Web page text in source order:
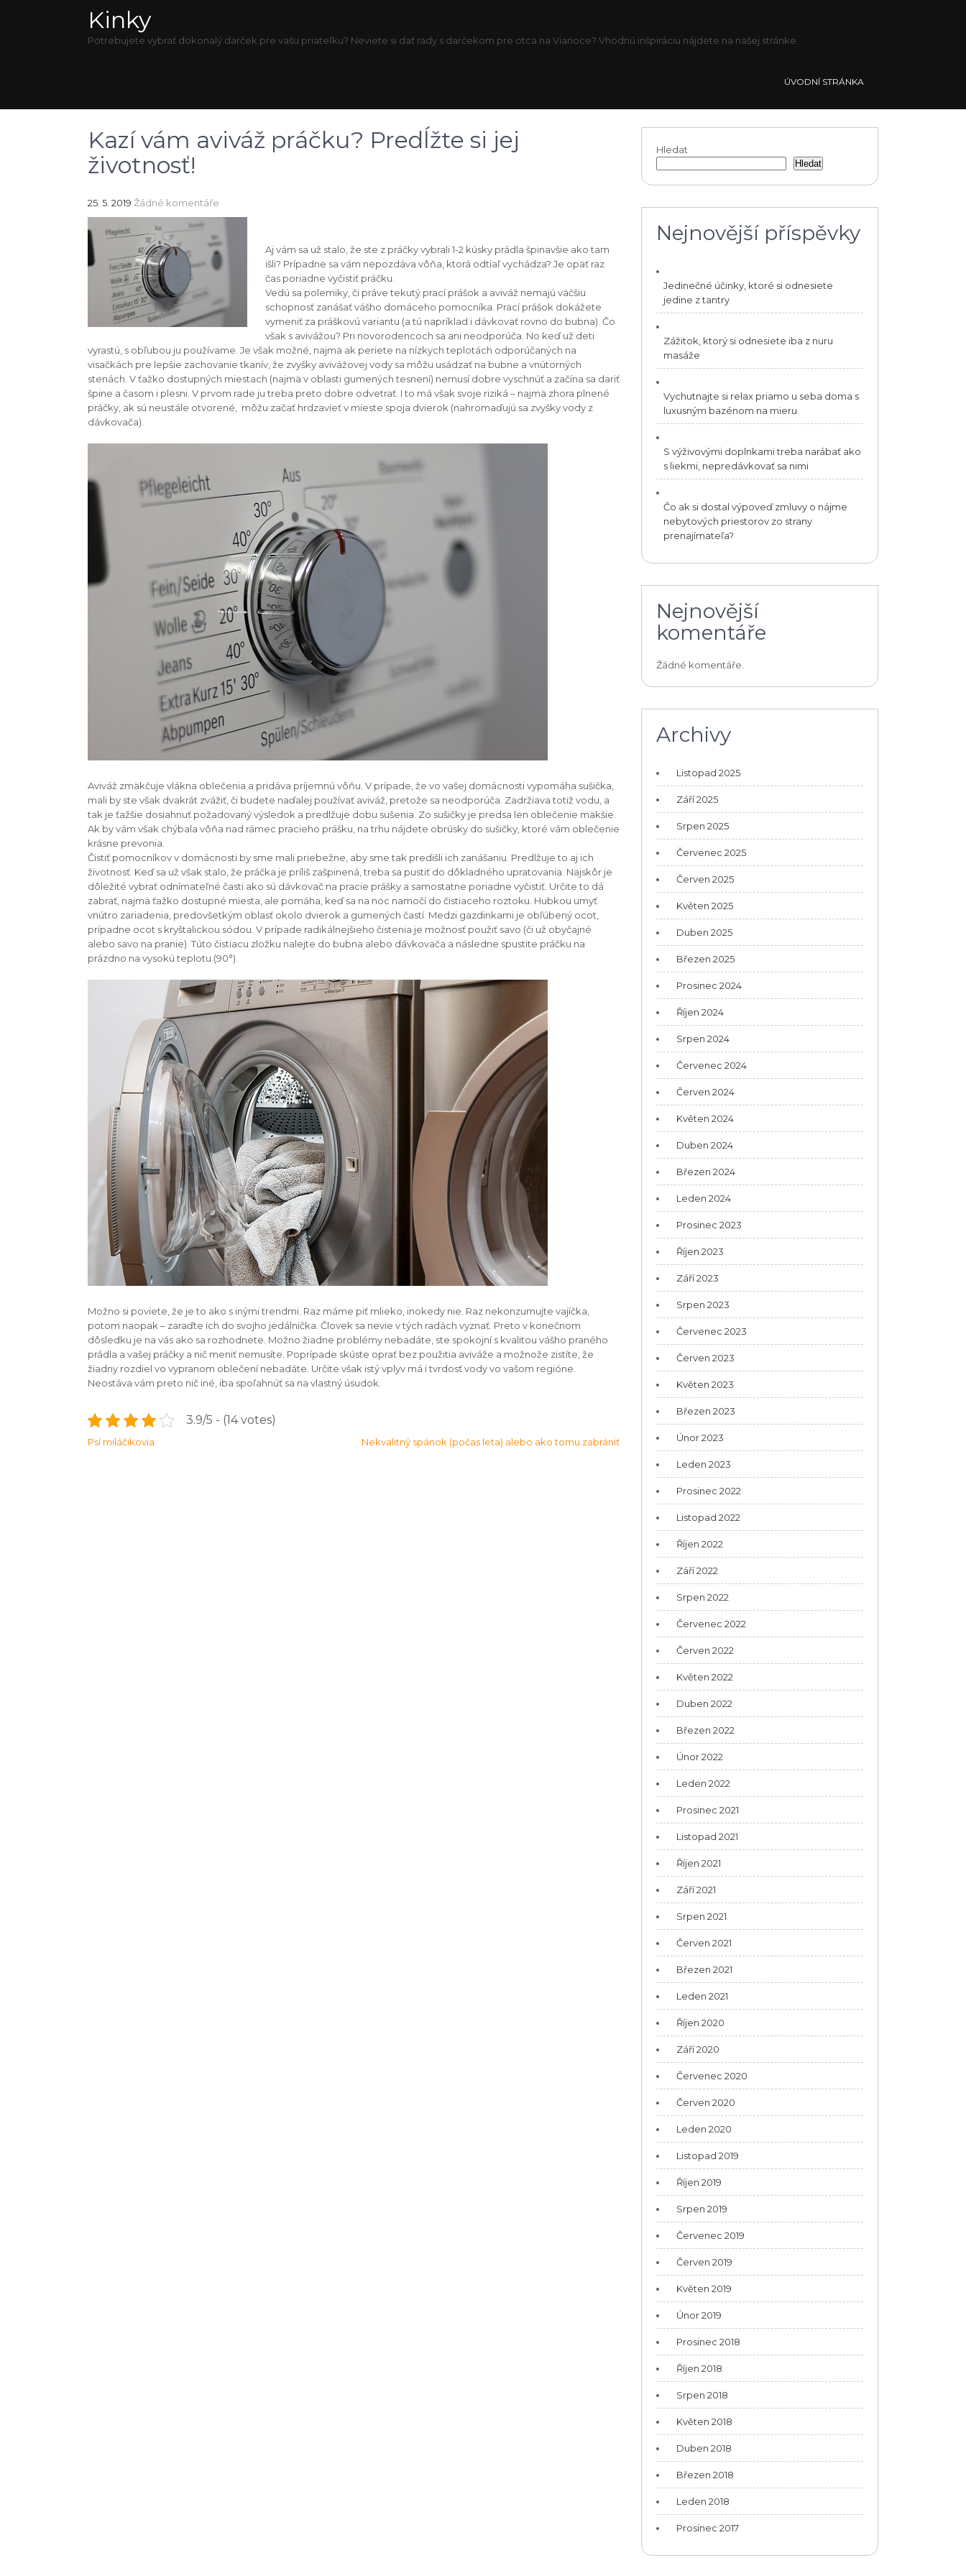
Kinky
Potrebujete vybrať dokonalý darček pre vašu priateľku? Neviete si dať rady s darčekom pre otca na Vianoce? Vhodnú inšpiráciu nájdete na našej stránke.
ÚVODNÍ STRÁNKA
Kazí vám aviváž práčku? Predĺžte si jej
životnosť!
25. 5. 2019 Žádné komentáře
Aj vám sa už stalo, že ste z práčky vybrali 1-2 kúsky prádla špinavšie ako tam
išli? Prípadne sa vám nepozdáva vôňa, ktorá odtiaľ vychádza? Je opäť raz
čas poriadne vyčistiť práčku.
Vedú sa polemiky, či práve tekutý prací prášok a aviváž nemajú väčšiu
schopnosť zanášať vášho domáceho pomocníka. Prací prášok dokážete
vymeniť za práškovú variantu (a tú napríklad i dávkovať rovno do bubna). Čo
však s avivážou? Pri novorodencoch sa ani neodporúča. No keď už deti
vyrastú, s obľubou ju používame. Je však možné, najmä ak periete na nízkych teplotách odporúčaných na
visačkách pre lepšie zachovanie tkanív, že zvyšky avivážovej vody sa môžu usádzať na bubne a vnútorných
stenách. V ťažko dostupných miestach (najmä v oblasti gumených tesnení) nemusí dobre vyschnúť a začína sa dariť
špine a časom i plesni. V prvom rade ju treba preto dobre odvetrať. I to má však svoje riziká – najmä zhora plnené
práčky, ak sú neustále otvorené, môžu začať hrdzavieť v mieste spoja dvierok (nahromaďujú sa zvyšky vody z
dávkovača).
Aviváž zmäkčuje vlákna oblečenia a pridáva príjemnú vôňu. V prípade, že vo vašej domácnosti vypomáha sušička,
mali by ste však dvakrát zvážiť, či budete naďalej používať aviváž, pretože sa neodporúča. Zadržiava totiž vodu, a
tak je ťažšie dosiahnuť požadovaný výsledok a predlžuje dobu sušenia. Zo sušičky je predsa len oblečenie mäkšie.
Ak by vám však chýbala vôňa nad rámec pracieho prášku, na trhu nájdete obrúsky do sušičky, ktoré vám oblečenie
krásne prevonia.
Čistiť pomocníkov v domácnosti by sme mali priebežne, aby sme tak predišli ich zanášaniu. Predlžuje to aj ich
životnosť. Keď sa už však stalo, že práčka je príliš zašpinená, treba sa pustiť do dôkladného upratovania. Najskôr je
dôležité vybrať odnímateľné časti ako sú dávkovač na pracie prášky a samostatne poriadne vyčistiť. Určite to dá
zabrať, najmä ťažko dostupné miesta, ale pomáha, keď sa na noc namočí do čistiaceho roztoku. Hubkou umyť
vnútro zariadenia, predovšetkým oblasť okolo dvierok a gumených častí. Medzi gazdinkami je obľúbený ocot,
prípadne ocot s kryštalickou sódou. V prípade radikálnejšieho čistenia je možnosť použiť savo (či už obyčajné
alebo savo na pranie). Túto čistiacu zložku nalejte do bubna alebo dávkovača a následne spustite práčku na
prázdno na vysokú teplotu (90°).
Možno si poviete, že je to ako s inými trendmi. Raz máme piť mlieko, inokedy nie. Raz nekonzumujte vajíčka,
potom naopak – zaraďte ich do svojho jedálnička. Človek sa nevie v tých radách vyznať. Preto v konečnom
dôsledku je na vás ako sa rozhodnete. Možno žiadne problémy nebadáte, ste spokojní s kvalitou vášho praného
prádla a vašej práčky a nič meniť nemusíte. Poprípade skúste oprať bez použitia aviváže a možnože zistíte, že
žiadny rozdiel vo vypranom oblečení nebadáte. Určite však istý vplyv má i tvrdosť vody vo vašom regióne.
Neostáva vám preto nič iné, iba spoľahnúť sa na vlastný úsudok.
3.9/5 - (14 votes)
Navigace
Psí miláčikovia Nekvalitný spánok (počas leta) alebo ako tomu zabrániť
Hledat
Hledat
Nejnovější příspěvky
Jedinečné účinky, ktoré si odnesiete
jedine z tantry
Zážitok, ktorý si odnesiete iba z nuru
masáže
Vychutnajte si relax priamo u seba doma s
luxusným bazénom na mieru
S výživovými doplnkami treba narábať ako
s liekmi, nepredávkovať sa nimi
Čo ak si dostal výpoveď zmluvy o nájme
nebytových priestorov zo strany
prenajímateľa?
Nejnovější
komentáře
Žádné komentáře.
Archivy
Listopad 2025
Září 2025
Srpen 2025
Červenec 2025
Červen 2025
Květen 2025
Duben 2025
Březen 2025
Prosinec 2024
Říjen 2024
Srpen 2024
Červenec 2024
Červen 2024
Květen 2024
Duben 2024
Březen 2024
Leden 2024
Prosinec 2023
Říjen 2023
Září 2023
Srpen 2023
Červenec 2023
Červen 2023
Květen 2023
Březen 2023
Únor 2023
Leden 2023
Prosinec 2022
Listopad 2022
Říjen 2022
Září 2022
Srpen 2022
Červenec 2022
Červen 2022
Květen 2022
Duben 2022
Březen 2022
Únor 2022
Leden 2022
Prosinec 2021
Listopad 2021
Říjen 2021
Září 2021
Srpen 2021
Červen 2021
Březen 2021
Leden 2021
Říjen 2020
Září 2020
Červenec 2020
Červen 2020
Leden 2020
Listopad 2019
Říjen 2019
Srpen 2019
Červenec 2019
Červen 2019
Květen 2019
Únor 2019
Prosinec 2018
Říjen 2018
Srpen 2018
Květen 2018
Duben 2018
Březen 2018
Leden 2018
Prosinec 2017